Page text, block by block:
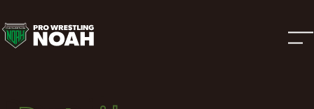
試
合
結